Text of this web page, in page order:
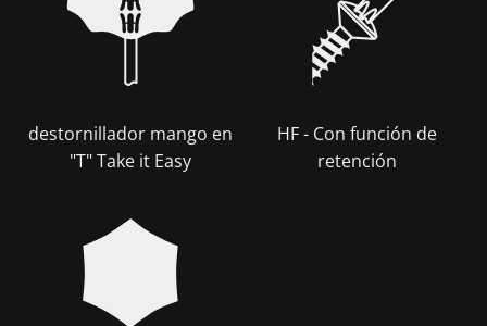
destornillador mango en
"T" Take it Easy
HF - Con función de
retención